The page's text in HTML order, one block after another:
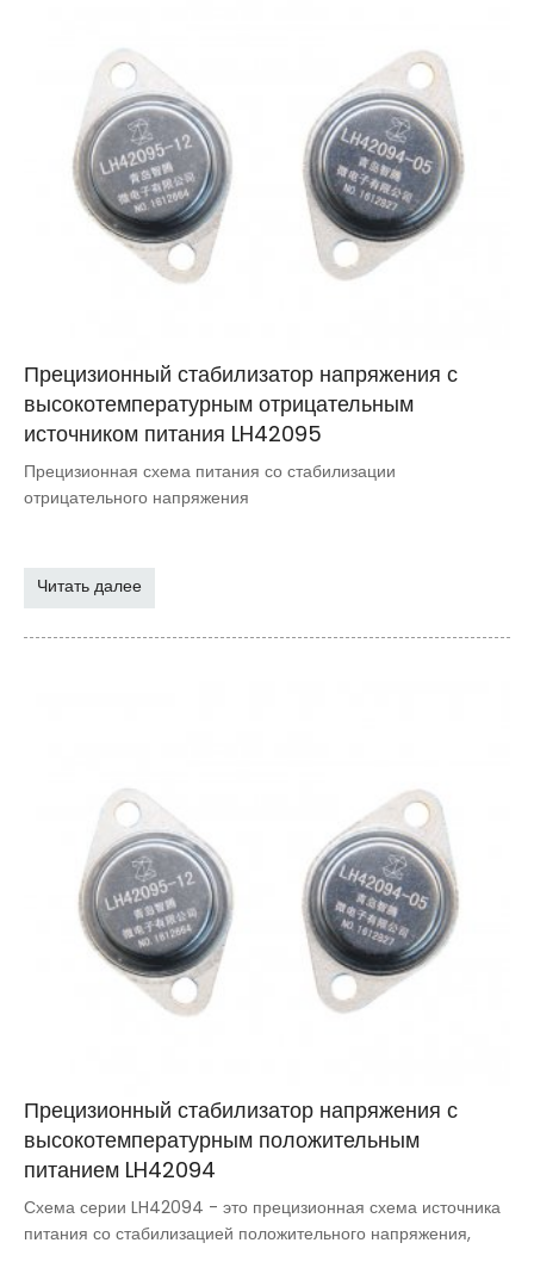
Прецизионный стабилизатор напряжения с
высокотемпературным отрицательным
источником питания LH42095
Прецизионная схема питания со стабилизации
отрицательного напряжения
Читать далее
Прецизионный стабилизатор напряжения с
высокотемпературным положительным
питанием LH42094
Схема серии LH42094 - это прецизионная схема источника
питания со стабилизацией положительного напряжения,